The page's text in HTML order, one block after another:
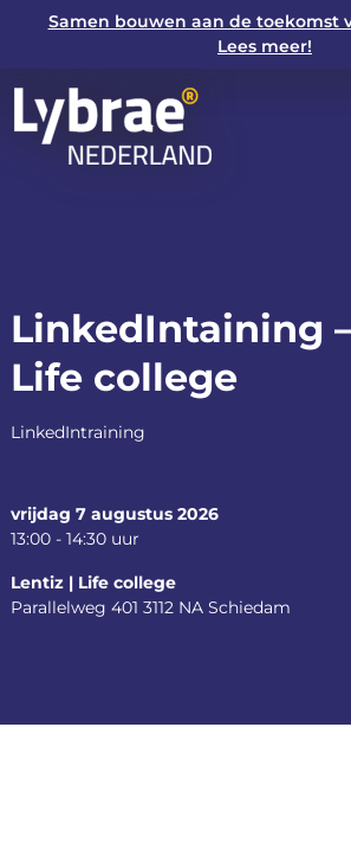
Samen bouwen aan de toekomst
Lees meer!
LinkedIntaining
Life college
LinkedIntraining
vrijdag 7 augustus 2026
13:00 - 14:30 uur
Lentiz | Life college
Parallelweg 401 3112 NA Schiedam